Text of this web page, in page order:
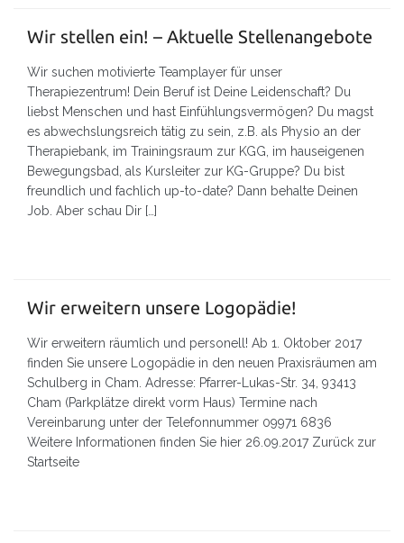
Wir stellen ein! – Aktuelle Stellenangebote
Wir suchen motivierte Teamplayer für unser
Therapiezentrum! Dein Beruf ist Deine Leidenschaft? Du
liebst Menschen und hast Einfühlungsvermögen? Du magst
es abwechslungsreich tätig zu sein, z.B. als Physio an der
Therapiebank, im Trainingsraum zur KGG, im hauseigenen
Bewegungsbad, als Kursleiter zur KG-Gruppe? Du bist
freundlich und fachlich up-to-date? Dann behalte Deinen
Job. Aber schau Dir […]
Wir erweitern unsere Logopädie!
Wir erweitern räumlich und personell! Ab 1. Oktober 2017
finden Sie unsere Logopädie in den neuen Praxisräumen am
Schulberg in Cham. Adresse: Pfarrer-Lukas-Str. 34, 93413
Cham (Parkplätze direkt vorm Haus) Termine nach
Vereinbarung unter der Telefonnummer 09971 6836
Weitere Informationen finden Sie hier 26.09.2017 Zurück zur
Startseite